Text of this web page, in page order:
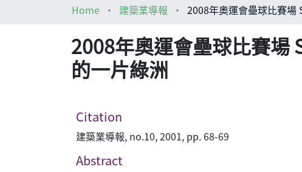
Home
建築業導報
2008年奧運會壘球比賽
的一片綠洲
Citation
建築業導報, no.10, 2001, pp. 68-69
Abstract